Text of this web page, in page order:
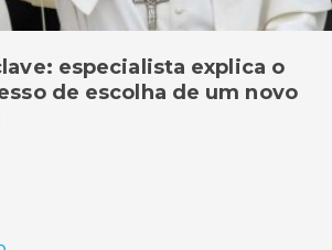
especialista explica o
de escolha de um novo